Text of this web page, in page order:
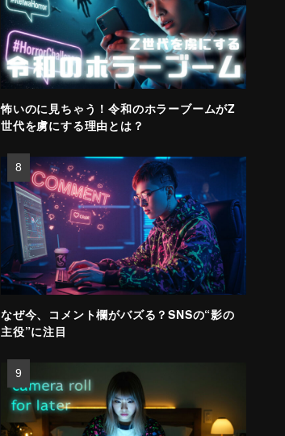
怖いのに見ちゃう！令和のホラーブームがZ
世代を虜にする理由とは？
なぜ今、コメント欄がバズる？SNSの“影の
主役”に注目